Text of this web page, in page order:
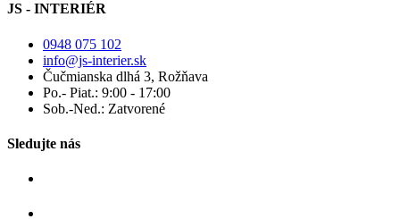
JS - INTERIÉR
0948 075 102
info@js-interier.sk
Čučmianska dlhá 3, Rožňava
Po.- Piat.: 9:00 - 17:00
Sob.-Ned.: Zatvorené
Sledujte nás